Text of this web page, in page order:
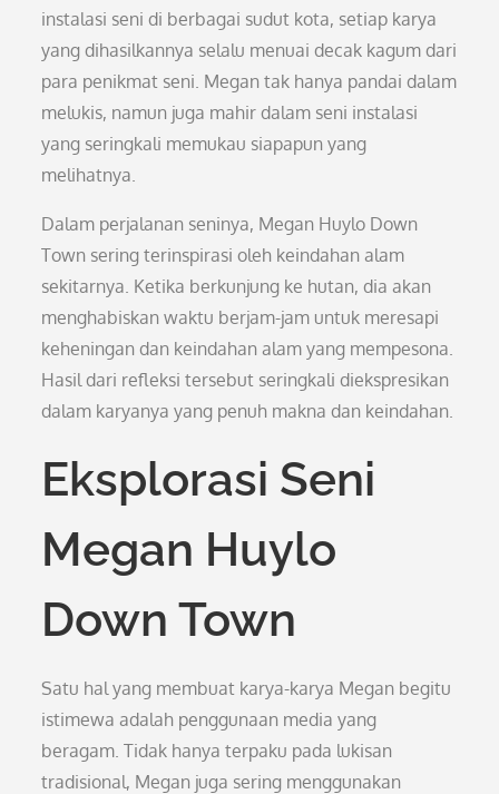
instalasi seni di berbagai sudut kota, setiap karya
yang dihasilkannya selalu menuai decak kagum dari
para penikmat seni. Megan tak hanya pandai dalam
melukis, namun juga mahir dalam seni instalasi
yang seringkali memukau siapapun yang
melihatnya.
Dalam perjalanan seninya, Megan Huylo Down
Town sering terinspirasi oleh keindahan alam
sekitarnya. Ketika berkunjung ke hutan, dia akan
menghabiskan waktu berjam-jam untuk meresapi
keheningan dan keindahan alam yang mempesona.
Hasil dari refleksi tersebut seringkali diekspresikan
dalam karyanya yang penuh makna dan keindahan.
Eksplorasi Seni
Megan Huylo
Down Town
Satu hal yang membuat karya-karya Megan begitu
istimewa adalah penggunaan media yang
beragam. Tidak hanya terpaku pada lukisan
tradisional, Megan juga sering menggunakan